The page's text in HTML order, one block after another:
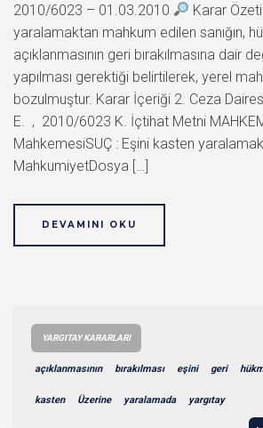
2010/6023 – 01.03.2010
Karar
yaralamaktan mahkum edilen sanığın,
açıklanmasının geri bırakılmasına dair
yapılması gerektiği belirtilerek, yerel
bozulmuştur. Karar İçeriği 2. Ceza
E. , 2010/6023 K. İçtihat Metni
MahkemesiSUÇ : Eşini kasten
MahkumiyetDosya […]
DEVAMINI OKU
YARGITAY KARARLARI
açıklanmasının bırakılması eşini geri
kasten Üzerine yaralamada yargıtay